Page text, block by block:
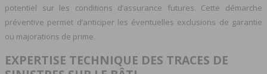
potentiel sur les conditions d’assurance futures. Cette démarche
préventive permet d’anticiper les éventuelles exclusions de garantie
ou majorations de prime.
EXPERTISE TECHNIQUE DES TRACES DE